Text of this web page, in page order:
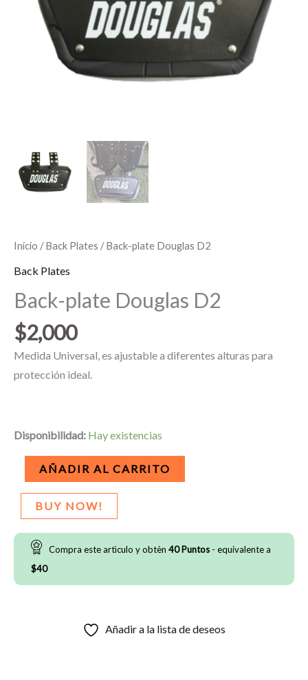
Inicio /Back Plates / Back-plate Douglas D2
Back Plates
Back-plate Douglas D2
$2,000
Medida Universal, es ajustable a diferentes alturas para
protección ideal.
Disponibilidad: Hay existencias
Back-
plate
Douglas
D2
cantidad
AÑADIR AL CARRITO
BUY NOW!
Compra este artìculo y obtèn 40Puntos - equivalente a
$40
Añadir a la lista de deseos